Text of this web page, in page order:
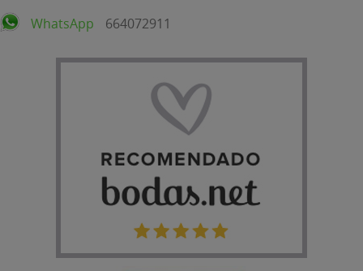
WhatsApp 664072911